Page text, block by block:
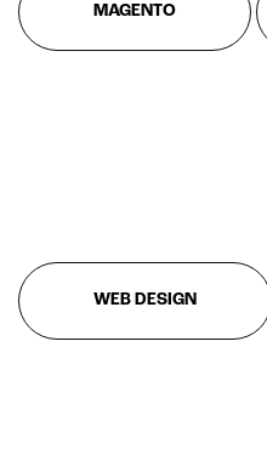
MAGENTO
WEB DESIGN